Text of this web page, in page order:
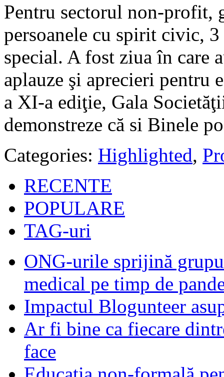
Pentru sectorul non-profit,
persoanele cu spirit civic,
special. A fost ziua în care
aplauze şi aprecieri pentru
a XI-a ediţie, Gala
demonstreze că si Binele
Categories: Highlighted,
RECENTE
POPULARE
TAG-uri
ONG-urile sprijină
medical pe timp de
Impactul Blogunteer
Ar fi bine ca fiecare
face